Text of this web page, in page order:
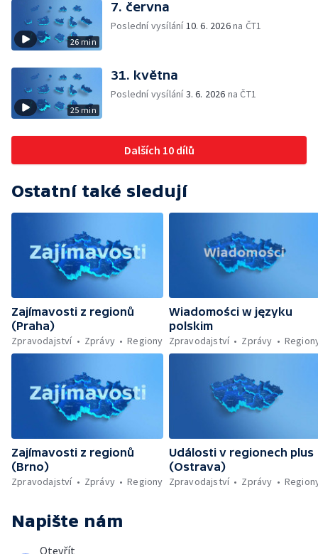
26 min
7. června
Poslední vysílání10. 6. 2026na ČT1
25 min
31. května
Poslední vysílání3. 6. 2026 na ČT1
Dalších 10 dílů
Ostatní také sledují
Zajímavosti z regionů
(Praha)
Zpravodajství
Zprávy Regiony
Wiadomości w języku
polskim
Zpravodajství
Zprávy
Zajímavosti z regionů
(Brno)
Zpravodajství
Zprávy Regiony
Události v regionech plus
(Ostrava)
Zpravodajství
Zprávy
Napište nám
Otevřít